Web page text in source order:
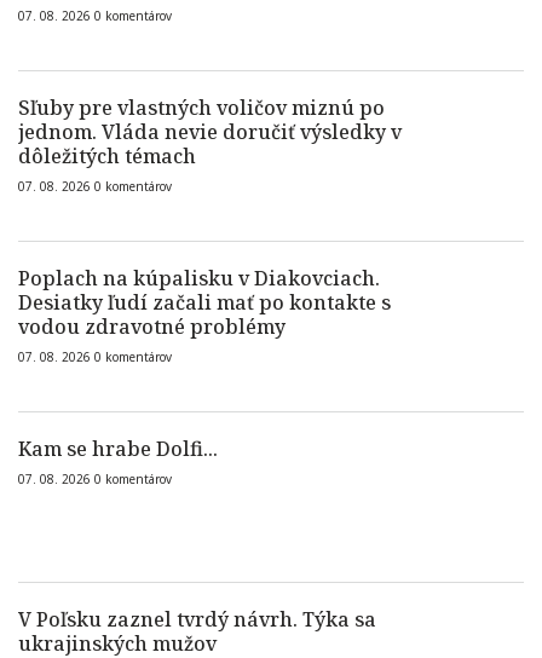
07. 08. 2026 0 komentárov
Sľuby pre vlastných voličov miznú po
jednom. Vláda nevie doručiť výsledky v
dôležitých témach
07. 08. 2026 0 komentárov
Poplach na kúpalisku v Diakovciach.
Desiatky ľudí začali mať po kontakte s
vodou zdravotné problémy
07. 08. 2026 0 komentárov
Kam se hrabe Dolfi...
07. 08. 2026 0 komentárov
V Poľsku zaznel tvrdý návrh. Týka sa
ukrajinských mužov